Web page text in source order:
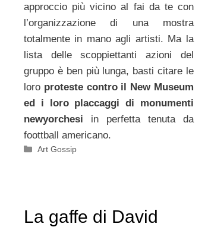
approccio più vicino al fai da te con
l’organizzazione di una mostra
totalmente in mano agli artisti. Ma la
lista delle scoppiettanti azioni del
gruppo è ben più lunga, basti citare le
loro proteste contro il New Museum
ed i loro placcaggi di monumenti
newyorchesi in perfetta tenuta da
foottball americano.
Categorie
Art Gossip
La gaffe di David